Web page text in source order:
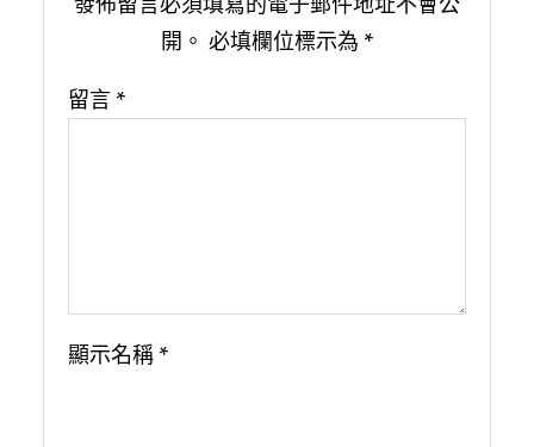
開。 必填欄位標示為 *
留言 *
顯示名稱 *